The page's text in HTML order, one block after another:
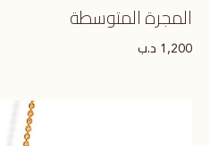
المجرة المتوسطة
1,200 د.ب